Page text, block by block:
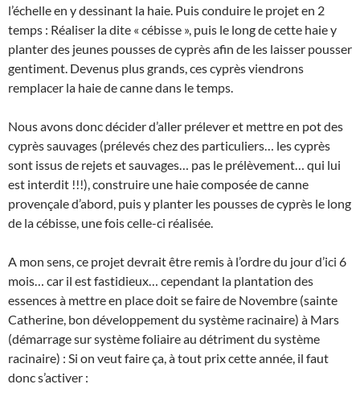
l’échelle en y dessinant la haie. Puis conduire le projet en 2
temps : Réaliser la dite « cébisse », puis le long de cette haie y
planter des jeunes pousses de cyprès afin de les laisser pousser
gentiment. Devenus plus grands, ces cyprès viendrons
remplacer la haie de canne dans le temps.
Nous avons donc décider d’aller prélever et mettre en pot des
cyprès sauvages (prélevés chez des particuliers… les cyprès
sont issus de rejets et sauvages… pas le prélèvement… qui lui
est interdit !!!), construire une haie composée de canne
provençale d’abord, puis y planter les pousses de cyprès le long
de la cébisse, une fois celle-ci réalisée.
A mon sens, ce projet devrait être remis à l’ordre du jour d’ici 6
mois… car il est fastidieux… cependant la plantation des
essences à mettre en place doit se faire de Novembre (sainte
Catherine, bon développement du système racinaire) à Mars
(démarrage sur système foliaire au détriment du système
racinaire) : Si on veut faire ça, à tout prix cette année, il faut
donc s’activer :